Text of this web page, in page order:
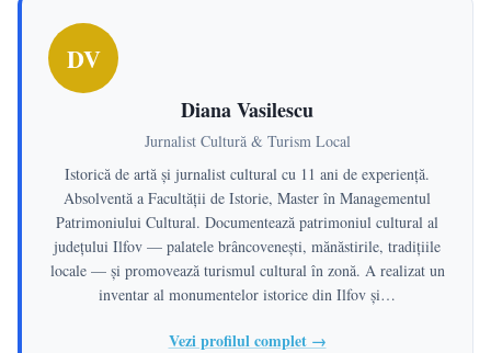
DV
Diana Vasilescu
Jurnalist Cultură & Turism Local
Istorică de artă și jurnalist cultural cu 11 ani de experiență.
Absolventă a Facultății de Istorie, Master în Managementul
Patrimoniului Cultural. Documentează patrimoniul cultural al
județului Ilfov — palatele brâncovenești, mănăstirile, tradițiile
locale — și promovează turismul cultural în zonă. A realizat un
inventar al monumentelor istorice din Ilfov și…
Vezi profilul complet →